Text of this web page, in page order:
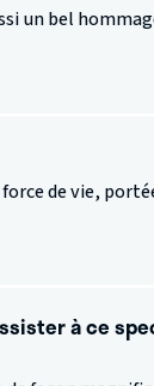
un bel
de vie,
à ce